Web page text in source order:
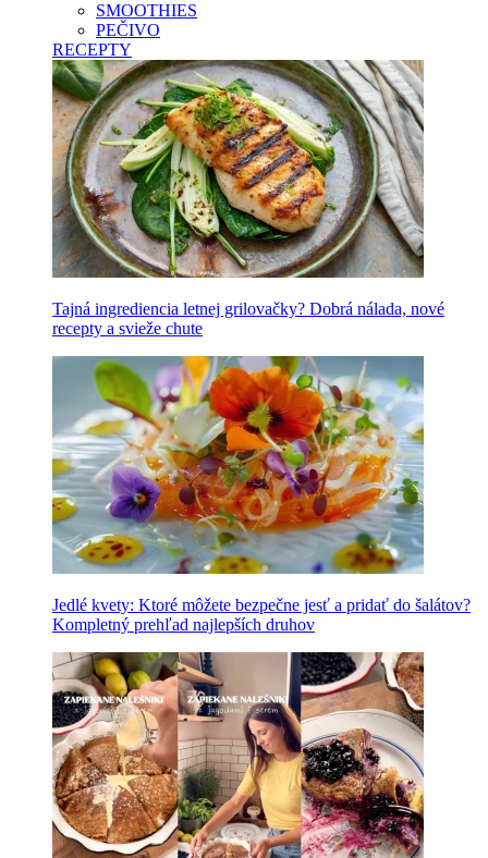
SMOOTHIES
PEČIVO
RECEPTY
Tajná ingrediencia letnej grilovačky? Dobrá nálada, nové
recepty a svieže chute
Jedlé kvety: Ktoré môžete bezpečne jesť a pridať do šalátov?
Kompletný prehľad najlepších druhov